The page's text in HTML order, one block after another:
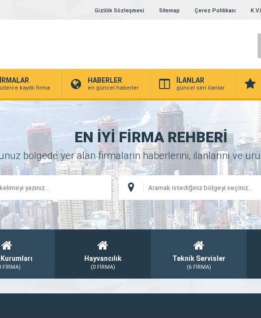
Gizlilik Sözleşmesi Sitemap Çerez Politikası
kayıtlı firma
HABERLER
en güncel haberler
İLANLAR
güncel seri ilanlar
EN İYİ FİRMA REHBERİ
bölgede yer alan firmaların haberlerini, ilanlarını ve
FİRMA)
Hayvancılık
(0 FİRMA)
Teknik Servisler
(6 FİRMA)